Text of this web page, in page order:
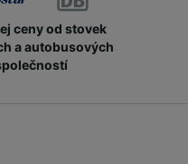
ceny od stovek
a autobusových